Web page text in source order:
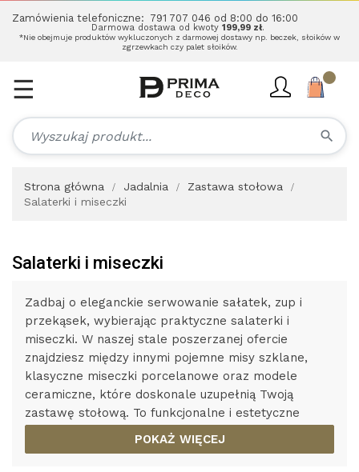
Zamówienia telefoniczne: 791 707 046 od 8:00 do 16:00
Darmowa dostawa od kwoty 199,99 zł.
*Nie obejmuje produktów wykluczonych z darmowej dostawy np. beczek, słoików w
zgrzewkach czy palet słoików.
search
Toggle
navigation
☰
Strona główna Jadalnia
Zastawa stołowa
Salaterki i miseczki
Salaterki i miseczki
Zadbaj o eleganckie serwowanie sałatek, zup i
przekąsek, wybierając praktyczne salaterki i
miseczki. W naszej stale poszerzanej ofercie
znajdziesz między innymi pojemne misy szklane,
klasyczne miseczki porcelanowe oraz modele
ceramiczne, które doskonale uzupełnią Twoją
zastawę stołową. To funkcjonalne i estetyczne
wyposażenie jadalni, idealne zarówno do
codziennych śniadań, jak i wieczornych przyjęć w
POKAŻ WIĘCEJ